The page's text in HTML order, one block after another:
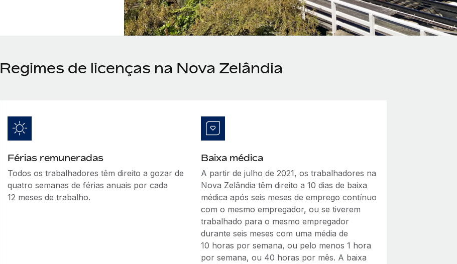
Regimes de licenças na Nova Zelândia
Férias remuneradas
Todos os trabalhadores têm direito a gozar de
quatro semanas de férias anuais por cada
12 meses de trabalho.
Baixa médica
A partir de julho de 2021, os trabalhadores na
Nova Zelândia têm direito a 10 dias de baixa
médica após seis meses de emprego contínuo
com o mesmo empregador, ou se tiverem
trabalhado para o mesmo empregador
durante seis meses com uma média de
10 horas por semana, ou pelo menos 1 hora
por semana, ou 40 horas por mês. A baixa